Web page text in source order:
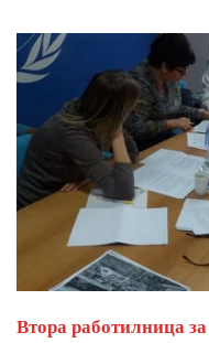
Втора работилница